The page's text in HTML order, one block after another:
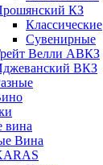
КЗ
Классические
Сувенирные
Велли АВКЗ
ВКЗ
вина
Вина